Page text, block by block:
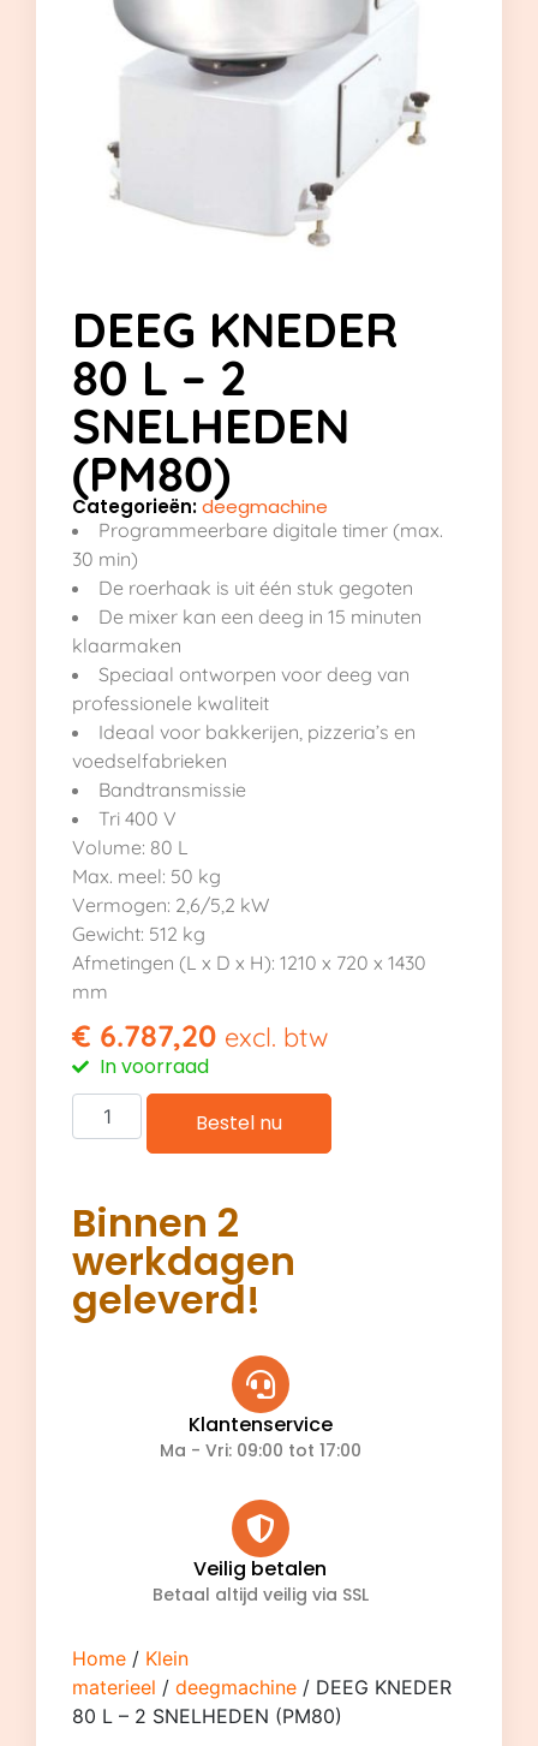
DEEG KNEDER
80 L – 2
SNELHEDEN
(PM80)
Categorieën:deegmachine
Programmeerbare digitale timer (max.
30 min)
De roerhaak is uit één stuk gegoten
De mixer kan een deeg in 15 minuten
klaarmaken
Speciaal ontworpen voor deeg van
professionele kwaliteit
Ideaal voor bakkerijen, pizzeria’s en
voedselfabrieken
Bandtransmissie
Tri 400 V
Volume: 80 L
Max. meel: 50 kg
Vermogen: 2,6/5,2 kW
Gewicht: 512 kg
Afmetingen (L x D x H): 1210 x 720 x 1430
mm
€ 6.787,20 excl. btw
In voorraad
Bestel nu
Binnen 2
werkdagen
geleverd!
Klantenservice
Ma - Vri: 09:00 tot 17:00
Veilig betalen
Betaal altijd veilig via SSL
Home / Klein
materieel / deegmachine / DEEG KNEDER
80 L – 2 SNELHEDEN (PM80)